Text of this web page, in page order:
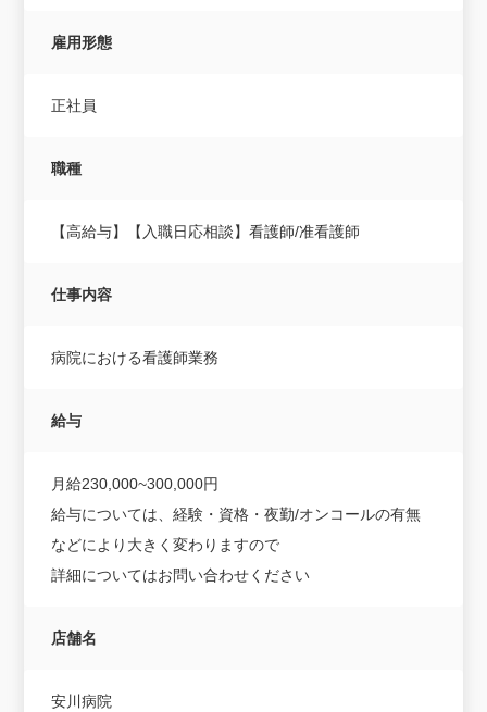
雇用形態
正社員
職種
【高給与】【入職日応相談】看護師/准看護師
仕事内容
病院における看護師業務
給与
月給230,000~300,000円
給与については、経験・資格・夜勤/オンコールの有無
などにより大きく変わりますので
詳細についてはお問い合わせください
店舗名
安川病院